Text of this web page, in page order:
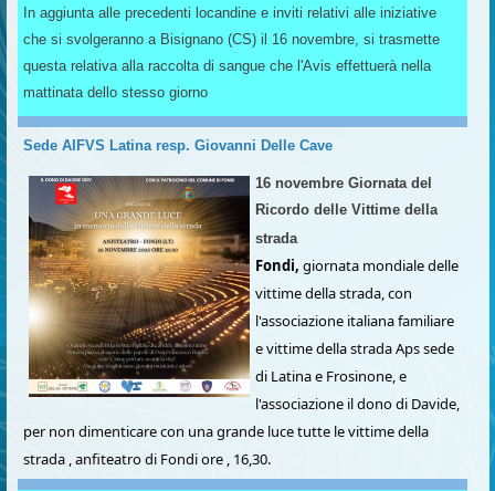
In aggiunta alle precedenti locandine e inviti relativi alle iniziative
che si svolgeranno a Bisignano (CS) il 16 novembre, si trasmette
questa relativa alla raccolta di sangue che l'Avis effettuerà nella
mattinata dello stesso giorno
Sede AIFVS Latina resp. Giovanni Delle Cave
16 novembre Giornata del
Ricordo delle Vittime della
strada
Fondi, giornata mondiale delle
vittime della strada, con
l'associazione italiana familiare
e vittime della strada Aps sede
di Latina e Frosinone, e
l'associazione il dono di Davide,
per non dimenticare con una grande luce tutte le vittime della
strada , anfiteatro di Fondi ore , 16,30.